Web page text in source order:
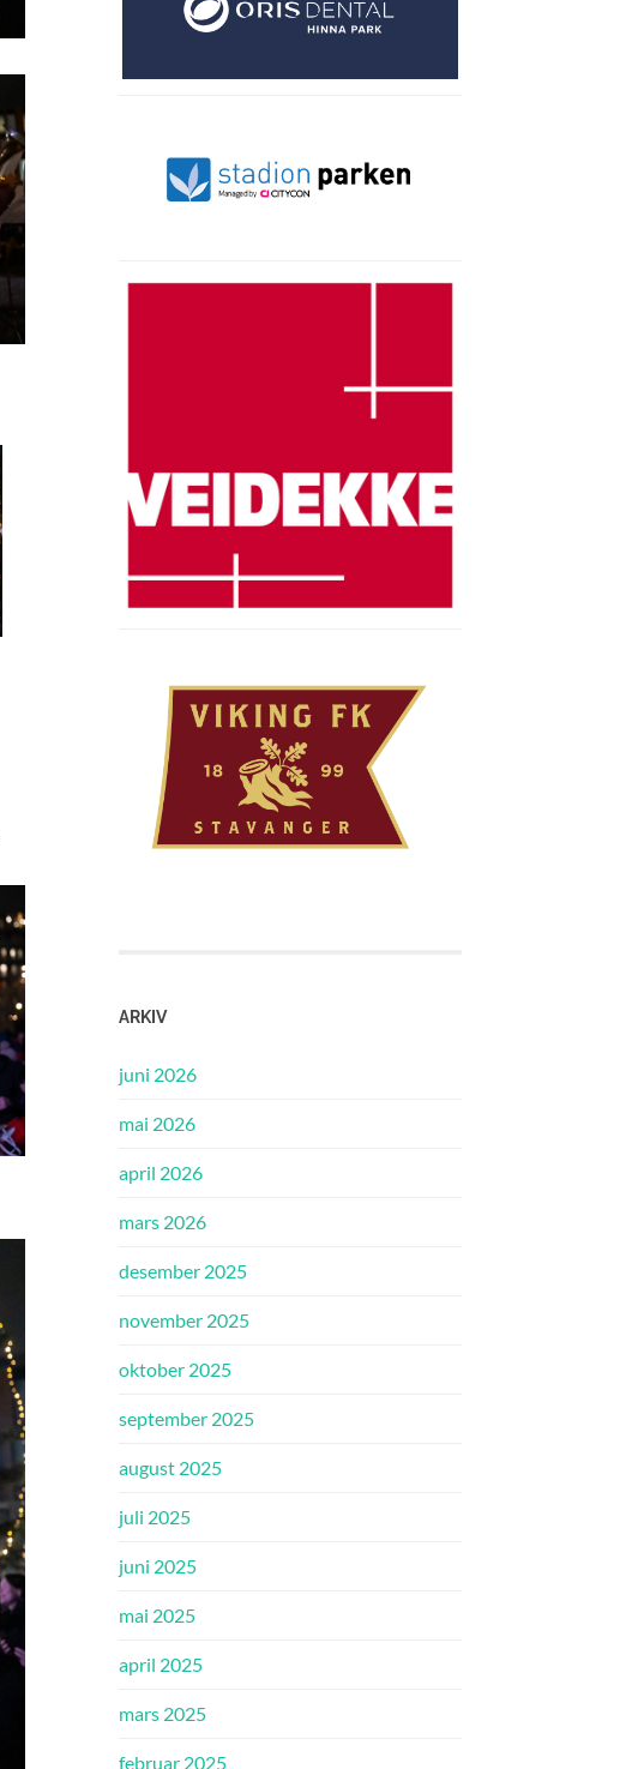
ARKIV
juni 2026
mai 2026
april 2026
mars 2026
desember 2025
november 2025
oktober 2025
september 2025
august 2025
juli 2025
juni 2025
mai 2025
april 2025
mars 2025
februar 2025